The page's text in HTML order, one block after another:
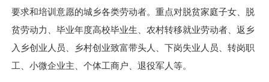
要求和培训意愿的城乡各类劳动者。重点对脱贫家庭子女、脱
贫劳动力、毕业年度高校毕业生、农村转移就业劳动者、返乡
入乡创业人员、乡村创业致富带头人、下岗失业人员、转岗职
工、小微企业主、个体工商户、退役军人等。